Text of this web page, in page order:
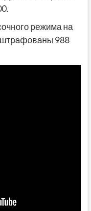
режима на
988